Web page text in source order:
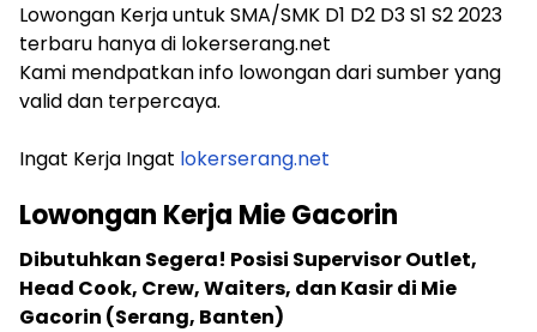
Lowongan Kerja untuk SMA/SMK D1 D2 D3 S1 S2 2023
terbaru hanya di lokerserang.net
Kami mendpatkan info lowongan dari sumber yang
valid dan terpercaya.
Ingat Kerja Ingat lokerserang.net
Lowongan Kerja Mie Gacorin
Dibutuhkan Segera! Posisi Supervisor Outlet,
Head Cook, Crew, Waiters, dan Kasir di Mie
Gacorin (Serang, Banten)